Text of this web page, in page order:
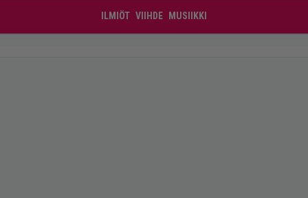
ILMIÖT VIIHDE MUSIIKKI